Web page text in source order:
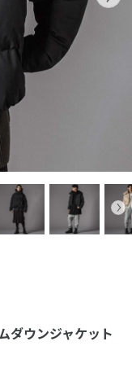
ダウンジャケット